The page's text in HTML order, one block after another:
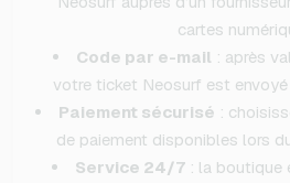
cartes
Code par e-mail : après
votre ticket Neosurf est envoyé
Paiement sécurisé :
de paiement disponibles lors
Service 24/7 : la boutique